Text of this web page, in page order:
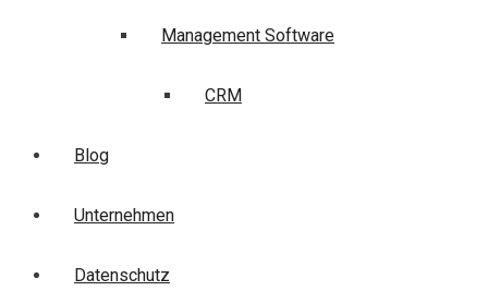
Management Software
CRM
Blog
Unternehmen
Datenschutz